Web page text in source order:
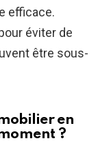
efficace.
éviter de
être sous-
en
?